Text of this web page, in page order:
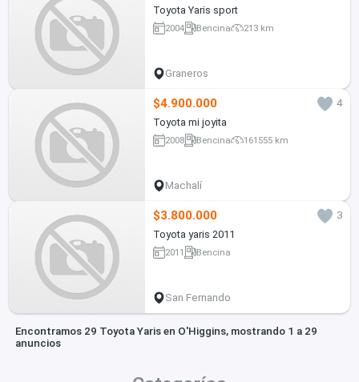
Toyota Yaris sport
2004 Bencina 213 km
Graneros
$4.900.000
4
Toyota mi joyita
2008 Bencina 161555 km
Machalí
$3.800.000
3
Toyota yaris 2011
2011 Bencina
San Fernando
Encontramos 29 Toyota Yaris en O'Higgins, mostrando 1 a 29
anuncios